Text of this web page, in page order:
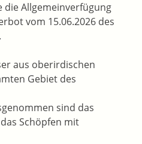
die Allgemeinverfügung
vom 15.06.2026 des
aus oberirdischen
Gebiet des
sind das
Schöpfen mit